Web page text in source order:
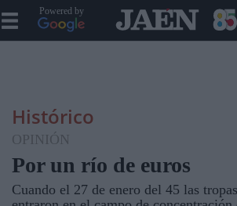
Powered by
Histórico
OPINIÓN
Por un río de euros
Cuando el 27 de enero del 45 las